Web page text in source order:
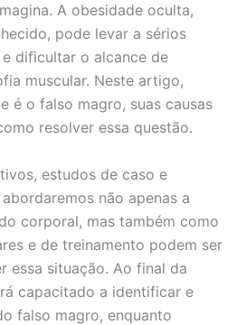
A obesidade oculta,
pode levar a sérios
dificultar o alcance de
muscular. Neste artigo,
é o falso magro, suas causas
resolver essa questão.
estudos de caso e
não apenas a
corporal, mas também como
e de treinamento podem ser
essa situação. Ao final da
capacitado a identificar e
falso magro, enquanto